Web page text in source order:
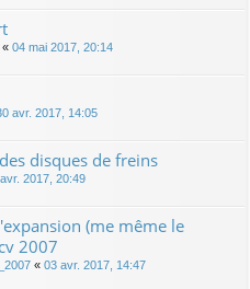
« 04 mai 2017, 20:14
avr. 2017, 14:05
disques de freins
2017, 20:49
(me même le
2007
« 03 avr. 2017, 14:47